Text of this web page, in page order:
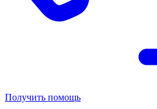
Получить помощь